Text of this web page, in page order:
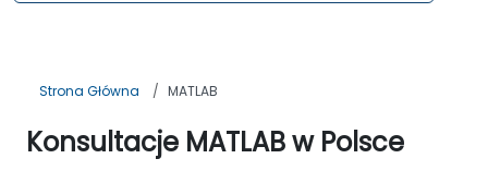
Strona Główna MATLAB
Konsultacje MATLAB w Polsce